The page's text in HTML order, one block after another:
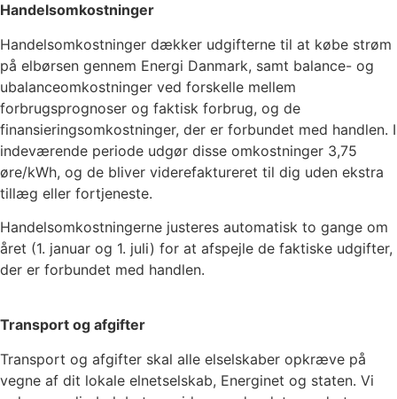
Handelsomkostninger
Handelsomkostninger dækker udgifterne til at købe strøm
på elbørsen gennem Energi Danmark, samt balance- og
ubalanceomkostninger ved forskelle mellem
forbrugsprognoser og faktisk forbrug, og de
finansieringsomkostninger, der er forbundet med handlen. I
indeværende periode udgør disse omkostninger 3,75
øre/kWh, og de bliver viderefaktureret til dig uden ekstra
tillæg eller fortjeneste.
Handelsomkostningerne justeres automatisk to gange om
året (1. januar og 1. juli) for at afspejle de faktiske udgifter,
der er forbundet med handlen.
Transport og afgifter
Transport og afgifter skal alle elselskaber opkræve på
vegne af dit lokale elnetselskab, Energinet og staten. Vi